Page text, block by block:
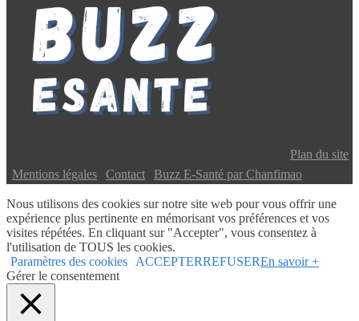
Plan du site
Mentions légales Contact Buzz E-Santé par Chanfimao
Nous utilisons des cookies sur notre site web pour vous offrir une
expérience plus pertinente en mémorisant vos préférences et vos
visites répétées. En cliquant sur "Accepter", vous consentez à
l'utilisation de TOUS les cookies.
Paramètres des cookies
ACCEPTERREFUSEREn savoir +
Gérer le consentement